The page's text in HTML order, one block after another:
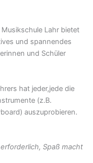
Lahr bietet
und spannendes
und Schüler
hat jeder,jede die
(z.B.
auszuprobieren.
Spaß macht